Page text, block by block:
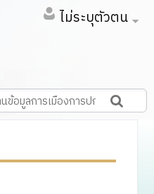
ไม่ระบุตัวตน